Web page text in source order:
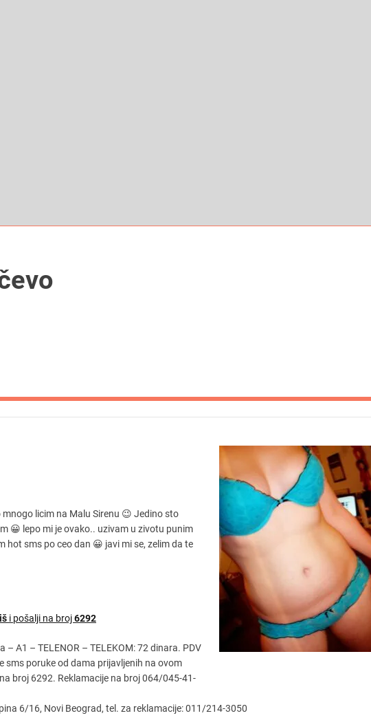
licim na Malu Sirenu 😉 Jedino sto
😀 lepo mi je ovako.. uzivam u zivotu punim
hot sms po ceo dan 😀 javi mi se, zelim da te
i pošalji na broj6292
A1 – TELENOR – TELEKOM: 72 dinara. PDV
sms poruke od dama prijavljenih na ovom
broj 6292. Reklamacije na broj 064/045-41-
6/16, Novi Beograd, tel. za reklamacije: 011/214-3050